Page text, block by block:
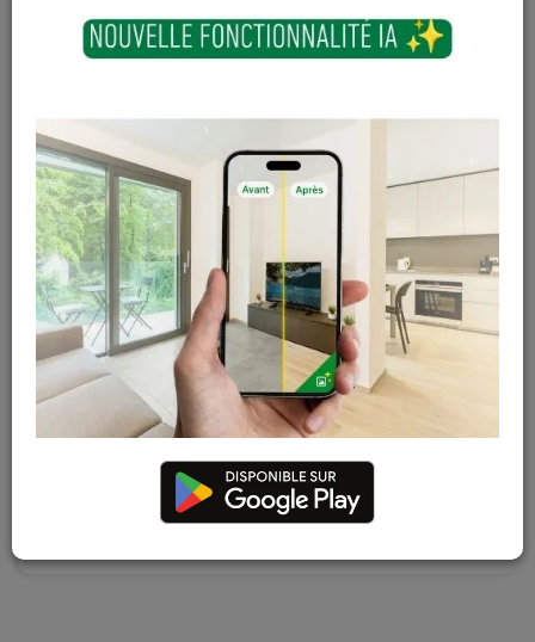
+ Ajouter au panier
Magasin / Entrepôt
Gosselies
Court-St-Etienne Hors stock
Cuesmes Hors stock
Contactez Diffusion Menuiserie pour obtenir le temps de
Les teintes, nuances et veinages des photos peuvent
varier par rapport au produit réel